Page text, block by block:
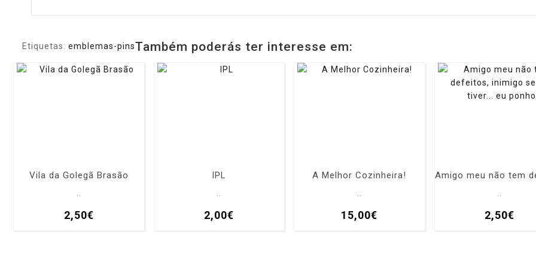
Etiquetas: emblemas-pinsTambém poderás ter interesse em:
Vila da Golegã Brasão
2,50€
IPL
2,00€
A Melhor Cozinheira!
15,00€ 2,50€